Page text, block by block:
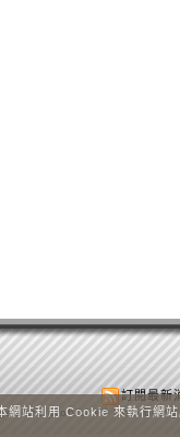
訂閱最新
are prohibited from
網站利用 Cookie 來執行網